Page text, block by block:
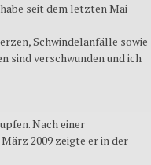
seit dem letzten Mai
Schwindelanfälle sowie
sind verschwunden und ich
Nach einer
2009 zeigte er in der